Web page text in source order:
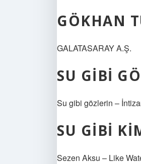
GÖKHAN
GALATASARAY A.Ş.
SU GIBI
Su gibi gözlerin –
SU GIBI
Sezen Aksu – Like